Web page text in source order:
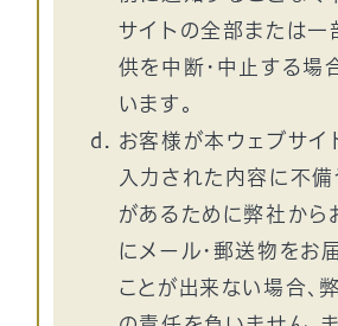
サイトの全部または一
供を中断・中止する場
います。
お客様が本ウェブサイ
入力された内容に不備
があるために弊社から
にメール・郵送物をお
ことが出来ない場合、